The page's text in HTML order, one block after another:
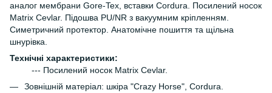
аналог мембрани Gore-Tex, вставки Cordura. Посилений носок
Matrix Cevlar. Підошва PU/NR з вакуумним кріпленням.
Симетричний протектор. Анатомічне пошиття та щільна
шнурівка.
Технічні характеристики:
--- Посилений носок Matrix Cevlar.
Зовнішній матеріал: шкіра "Crazy Horse", Cordura.